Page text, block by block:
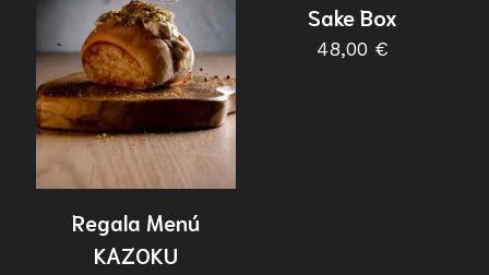
Regala Menú
KAZOKU
Sake Box
48,00 €